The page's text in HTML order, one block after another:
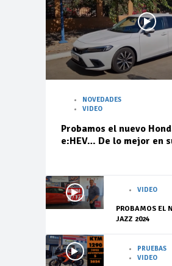
NOVEDADES
VIDEO
Probamos el nuevo
e:HEV… De lo mejor en
VIDEO
PROBAMOS EL
JAZZ 2024
PRUEBAS
VIDEO